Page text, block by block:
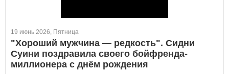
19 июнь 2026, Пятница
"Хороший мужчина — редкость". Сидни
Суини поздравила своего бойфренда-
миллионера с днём рождения